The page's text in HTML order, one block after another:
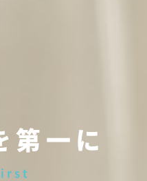
第一に
古車を。
feels new.